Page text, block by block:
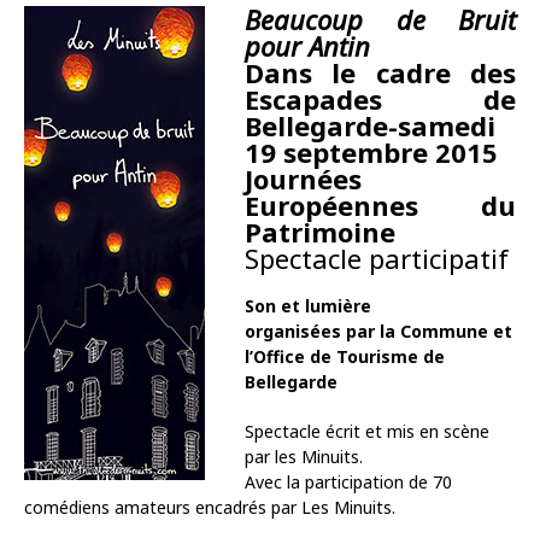
Beaucoup de Bruit
pour Antin
Dans le cadre des
Escapades de
Bellegarde-samedi
19 septembre 2015
Journées
Européennes du
Patrimoine
Spectacle participatif
Son et lumière
organisées par la Commune et
l’Office de Tourisme de
Bellegarde
Spectacle écrit et mis en scène
par les Minuits.
Avec la participation de 70
comédiens amateurs encadrés par Les Minuits.